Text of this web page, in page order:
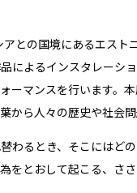
との国境にあるエス
によるインスタレーシ
ーマンスを行います。
から人々の歴史や社会
わるとき、そこにはど
をとおして起こる、さ